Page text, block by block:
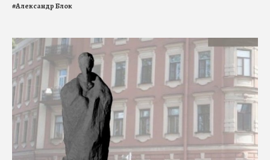
#Александр Блок